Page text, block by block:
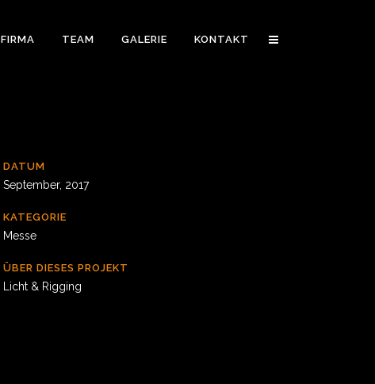
FIRMA TEAM GALERIE KONTAKT
DATUM
September, 2017
KATEGORIE
Messe
ÜBER DIESES PROJEKT
Licht & Rigging